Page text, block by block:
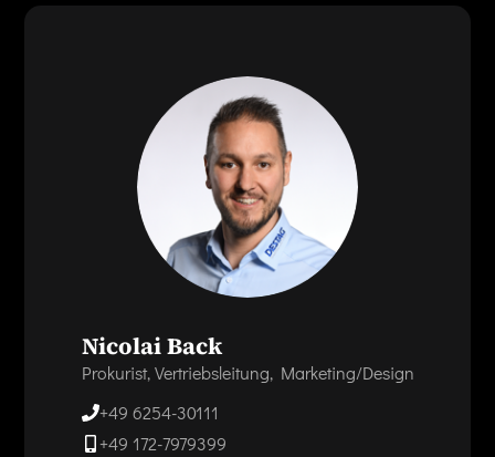
Nicolai Back
Prokurist, Vertriebsleitung, Marketing/Design
+49 6254-30111
+49 172-7979399